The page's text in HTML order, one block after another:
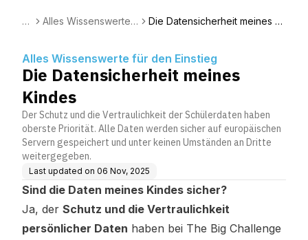
D
Alles Wissenswerte f
Die Datensicherheit meines Ki
Alles Wissenswerte für den Einstieg
Die Datensicherheit meines
Kindes
Der Schutz und die Vertraulichkeit der Schülerdaten haben
oberste Priorität. Alle Daten werden sicher auf europäischen
Servern gespeichert und unter keinen Umständen an Dritte
weitergegeben.
Last updated on 06 Nov, 2025
Sind die Daten meines Kindes sicher?
Ja, der Schutz und die Vertraulichkeit
persönlicher Daten haben bei The Big Challenge